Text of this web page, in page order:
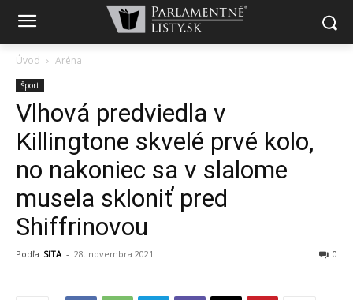
Úvod Aréna
Šport
Vlhová predviedla v
Killingtone skvelé prvé kolo,
no nakoniec sa v slalome
musela skloniť pred
Shiffrinovou
Podľa SITA - 28. novembra 2021 0